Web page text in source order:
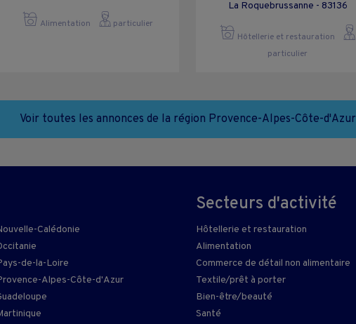
Alimentation particulier
La Roquebrussanne - 83136
Hôtellerie et restauration
particulier
Voir toutes les annonces de la région Provence-Alpes-Côte-d'Azur
Calédonie
de-la-Loire
Alpes-Côte-d'Azur
Secteurs d'activité
Hôtellerie et restauration
Alimentation
Commerce de détail non alimentaire
Textile/prêt à porter
Bien-être/beauté
Santé